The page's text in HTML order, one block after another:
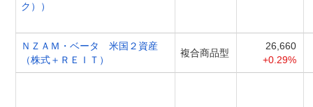
ク））
ＮＺＡＭ・ベータ 米国２資産
（株式＋ＲＥＩＴ）
複合商品型
26,660
+0.29%